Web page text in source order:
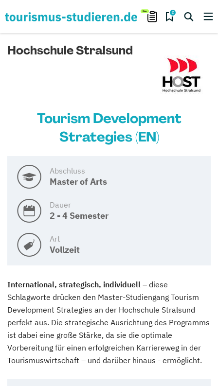
0
Hochschule Stralsund
Tourism Development
Strategies (EN)
Abschluss
Master of Arts
Dauer
2 - 4 Semester
Art
Vollzeit
International, strategisch, individuell – diese
Schlagworte drücken den Master-Studiengang Tourism
Development Strategies an der Hochschule Stralsund
perfekt aus. Die strategische Ausrichtung des Programms
ist dabei eine große Stärke, da sie die optimale
Vorbereitung für einen erfolgreichen Karriereweg in der
Tourismuswirtschaft – und darüber hinaus - ermöglicht.